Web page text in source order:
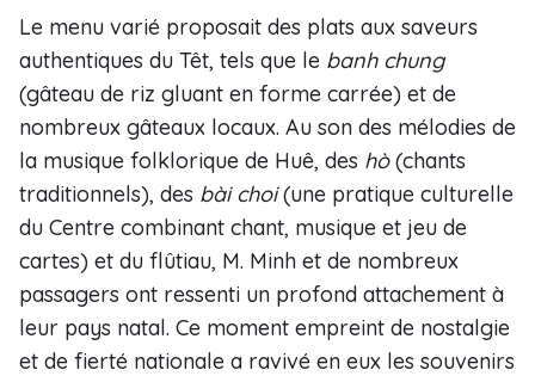
Le menu varié proposait des plats aux saveurs
authentiques du Têt, tels que le banh chung
(gâteau de riz gluant en forme carrée) et de
nombreux gâteaux locaux. Au son des mélodies de
la musique folklorique de Huê, des hò(chants
traditionnels), des bài choi(une pratique culturelle
du Centre combinant chant, musique et jeu de
cartes) et du flûtiau, M. Minh et de nombreux
passagers ont ressenti un profond attachement à
leur pays natal. Ce moment empreint de nostalgie
et de fierté nationale a ravivé en eux les souvenirs